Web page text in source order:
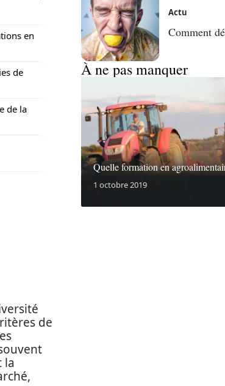
en
de
de la
de
la
Actu
Comment
À ne pas manquer
Quelle formation en
1 octobre 2019